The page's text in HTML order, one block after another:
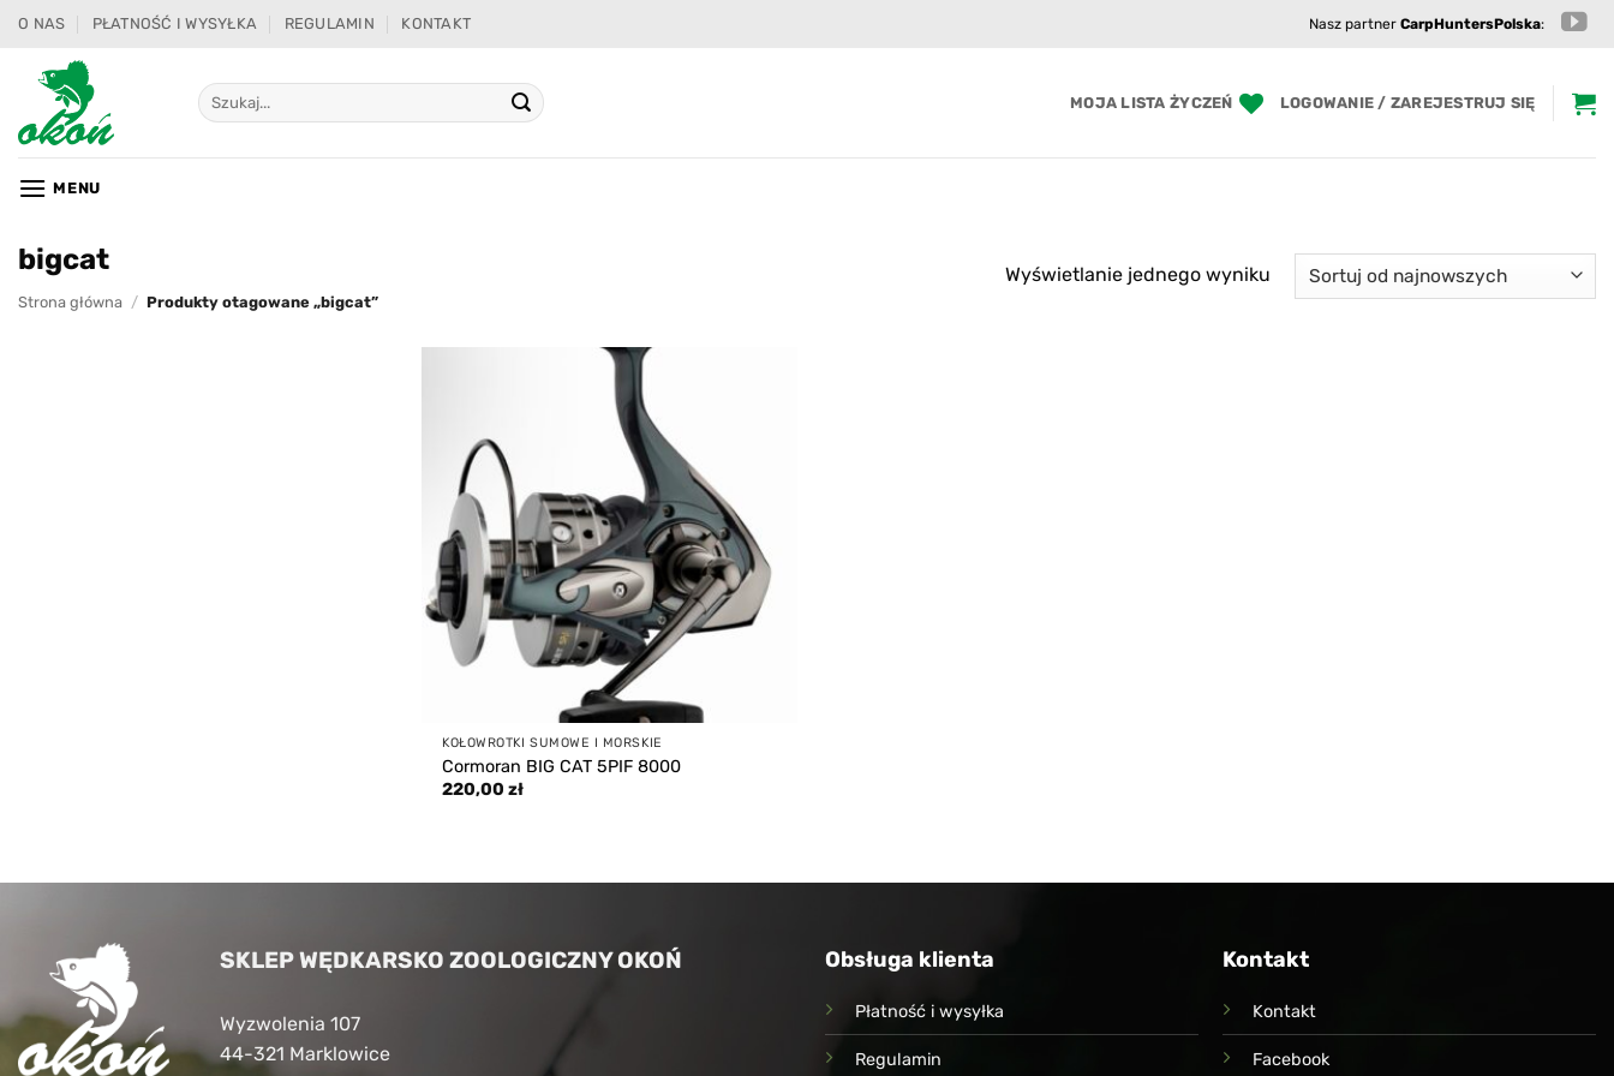
Przewiń
zawartości
O NAS PŁATNOŚĆ I WYSYŁKA REGULAMIN KONTAKT Nasz partner CarpHuntersPolska:
Szukaj:
MOJA LISTA ŻYCZEŃ LOGOWANIE / ZAREJESTRUJ SIĘ
MENU
bigcat
Strona główna / Produkty otagowane „bigcat”
Wyświetlanie jednego wyniku
KOŁOWROTKI SUMOWE I MORSKIE
Cormoran BIG CAT 5PIF 8000
220,00zł
SKLEP WĘDKARSKO ZOOLOGICZNY OKOŃ
Wyzwolenia 107
44-321 Marklowice
Obsługa klienta
Płatność i wysyłka
Regulamin
Kontakt
Kontakt
Facebook